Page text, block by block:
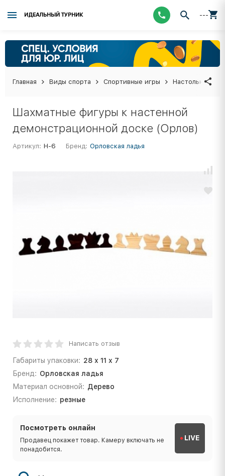
ИДЕАЛЬНЫЙ ТУРНИК ---
Главная Виды спорта Спортивные игры Настольные
Шахматные фигуры к настенной
демонстрационной доске (Орлов)
Артикул: Н-6 Бренд: Орловская ладья
Написать отзыв
Габариты упаковки: 28 х 11 х 7
Бренд: Орловская ладья
Материал основной: Дерево
Исполнение: резные
Посмотреть онлайн
Продавец покажет товар. Камеру включать не
понадобится.
LIVE